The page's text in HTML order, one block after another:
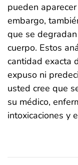
pueden
embargo,
que se
cuerpo. Estos
cantidad exacta
expuso ni
usted cree que
su médico,
intoxicaciones y